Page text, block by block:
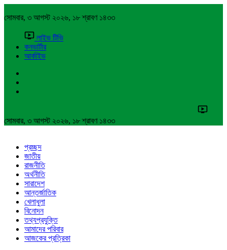
সোমবার, ৩ আগস্ট ২০২৬, ১৮ শ্রাবণ ১৪৩৩
লাইভ টিভি
কনভার্টার
আর্কাইভ
সোমবার, ৩ আগস্ট ২০২৬, ১৮ শ্রাবণ ১৪৩৩
প্রচ্ছদ
জাতীয়
রাজনীতি
অর্থনীতি
সারাদেশ
আন্তর্জাতিক
খেলাধুলা
বিনোদন
তথ্যপ্রযুক্তি
আমাদের পরিবার
আজকের প্রত্রিকা